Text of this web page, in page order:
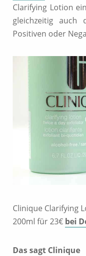
Clarifying Lotion
gleichzeitig auch
Positiven oder
Clinique Clarifying
200ml für 23€ bei
Das sagt Clinique